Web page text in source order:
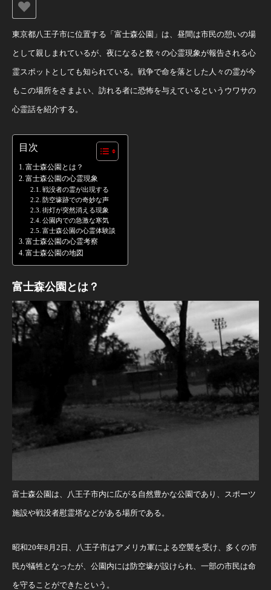
東京都八王子市に位置する「富士森公園」は、昼間は市民の憩いの場
として親しまれているが、夜になると数々の心霊現象が報告される心
霊スポットとしても知られている。戦争で命を落とした人々の霊が今
もこの場所をさまよい、訪れる者に恐怖を与えているというウワサの
心霊話を紹介する。
目次
富士森公園とは？
富士森公園の心霊現象
戦没者の霊が出現する
防空壕跡での奇妙な声
街灯が突然消える現象
公園内での急激な寒気
富士森公園の心霊体験談
富士森公園の心霊考察
富士森公園の地図
富士森公園とは？
富士森公園は、八王子市内に広がる自然豊かな公園であり、スポーツ
施設や戦没者慰霊塔などがある場所である。
昭和20年8月2日、八王子市はアメリカ軍による空襲を受け、多くの市
民が犠牲となったが、公園内には防空壕が設けられ、一部の市民は命
を守ることができたという​。